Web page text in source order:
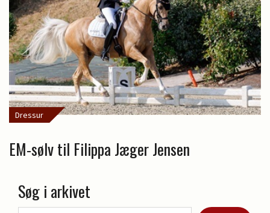
Dressur
EM-sølv til Filippa Jæger Jensen
Søg i arkivet